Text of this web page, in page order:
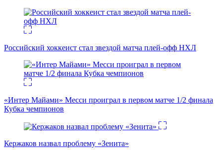
Российский хоккеист стал звездой матча плей-офф НХЛ
«Интер Майами» Месси проиграл в первом матче 1/2 финала
Кубка чемпионов
Кержаков назвал проблему «Зенита»